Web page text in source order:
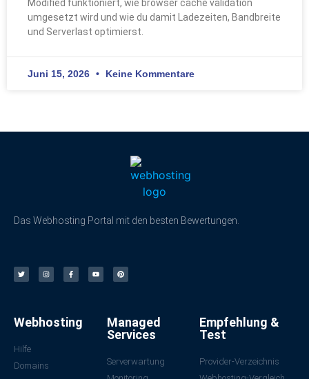
Modified funktioniert, wie browser cache validation
umgesetzt wird und wie du damit Ladezeiten, Bandbreite
und Serverlast optimierst.
Juni 15, 2026 Keine Kommentare
Das Webhosting Portal mit den besten Bewertungen.
Webhosting
Hilfe
Domains
Managed
Services
Serverwartung
Empfehlung &
Test
Provider-Verzeichnis